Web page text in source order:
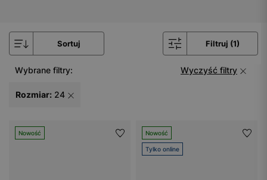
Sortuj Filtruj (1)
Wybrane filtry: Wyczyść filtry
Rozmiar: 24
Nowość Nowość
Tylko online